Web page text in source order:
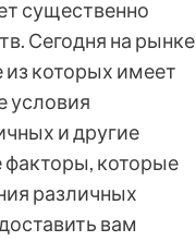
существенно
Сегодня на рынке
которых имеет
условия
и другие
которые
различных
вам